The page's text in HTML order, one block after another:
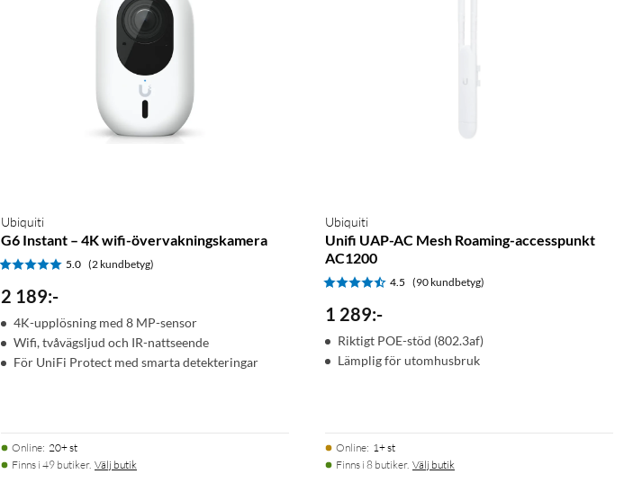
Ubiquiti
G6 Instant – 4K wifi-övervakningskamera
5.0 (2 kundbetyg)
2 189:-
4K-upplösning med 8 MP-sensor
Wifi, tvåvägsljud och IR-nattseende
För UniFi Protect med smarta detekteringar
Online: 20+ st
Finns i 49 butiker. Välj butik
Ubiquiti
Unifi UAP-AC Mesh Roaming-accesspunkt
AC1200
4.5 (90 kundbetyg)
1 289:-
Riktigt POE-stöd (802.3af)
Lämplig för utomhusbruk
Online: 1+ st
Finns i 8 butiker. Välj butik